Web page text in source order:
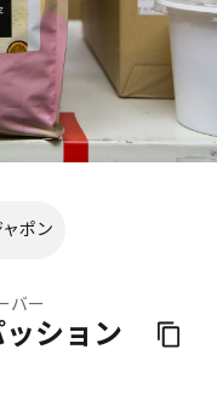
ポン
バー
ション